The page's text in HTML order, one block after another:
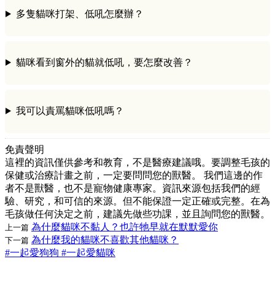
多隻貓咪打架、低吼怎麼辦？
貓咪看到窗外的貓就低吼，要怎麼改善？
我可以責罵貓咪低吼嗎？
免責聲明
這裡的資訊僅供參考和教育，不是醫療建議哦。要調整毛孩的
保健或治療計畫之前，一定要問問您的獸醫。 我們這邊的作
者不是獸醫，也不是寵物健康專家。資訊來源包括我們的經
驗、研究，和可信的來源。但不能保證一定正確或完整。在為
毛孩做任何決定之前，建議先做些功課，並且詢問您的獸醫。
上一篇 為什麼貓咪不黏人？也許牠早就在默默愛你
下一篇 為什麼我的貓咪不喜歡其他貓咪？
#一起愛狗狗 #一起愛貓咪